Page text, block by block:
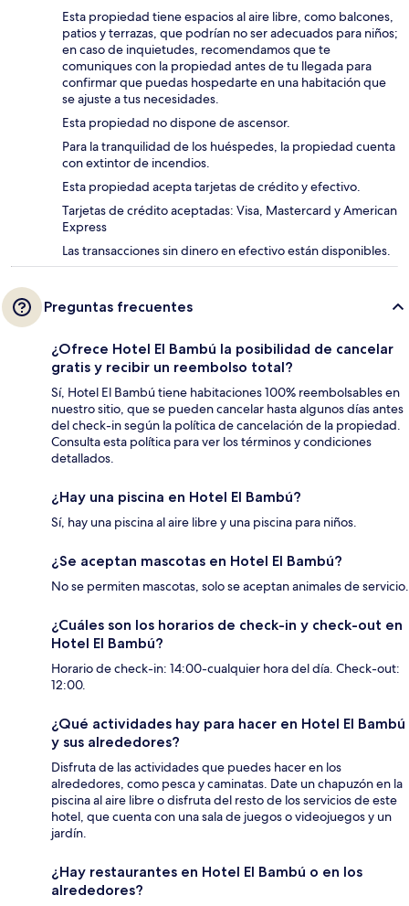
Esta propiedad tiene espacios al aire libre, como balcones,
patios y terrazas, que podrían no ser adecuados para niños;
en caso de inquietudes, recomendamos que te
comuniques con la propiedad antes de tu llegada para
confirmar que puedas hospedarte en una habitación que
se ajuste a tus necesidades.
Esta propiedad no dispone de ascensor.
Para la tranquilidad de los huéspedes, la propiedad cuenta
con extintor de incendios.
Esta propiedad acepta tarjetas de crédito y efectivo.
Tarjetas de crédito aceptadas: Visa, Mastercard y American
Express
Las transacciones sin dinero en efectivo están disponibles.
Preguntas frecuentes
¿Ofrece Hotel El Bambú la posibilidad de cancelar
gratis y recibir un reembolso total?
Sí, Hotel El Bambú tiene habitaciones 100% reembolsables en
nuestro sitio, que se pueden cancelar hasta algunos días antes
del check-in según la política de cancelación de la propiedad.
Consulta esta política para ver los términos y condiciones
detallados.
¿Hay una piscina en Hotel El Bambú?
Sí, hay una piscina al aire libre y una piscina para niños.
¿Se aceptan mascotas en Hotel El Bambú?
No se permiten mascotas, solo se aceptan animales de servicio.
¿Cuáles son los horarios de check-in y check-out en
Hotel El Bambú?
Horario de check-in: 14:00-cualquier hora del día. Check-out:
12:00.
¿Qué actividades hay para hacer en Hotel El Bambú
y sus alrededores?
Disfruta de las actividades que puedes hacer en los
alrededores, como pesca y caminatas. Date un chapuzón en la
piscina al aire libre o disfruta del resto de los servicios de este
hotel, que cuenta con una sala de juegos o videojuegos y un
jardín.
¿Hay restaurantes en Hotel El Bambú o en los
alrededores?